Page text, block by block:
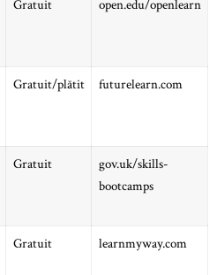
Gratuit open.edu/openlearn
Gratuit/plătit futurelearn.com
Gratuit
gov.uk/skills-
bootcamps
Gratuit learnmyway.com